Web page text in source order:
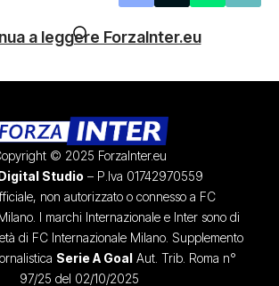
a leggere ForzaInter.eu
© 2025 ForzaInter.eu
Studio – P.Iva 01742970559
non autorizzato o connesso a FC
I marchi Internazionale e Inter sono di
di FC Internazionale Milano. Supplemento
Serie A GoalAut. Trib. Roma n°
97/25 del 02/10/2025